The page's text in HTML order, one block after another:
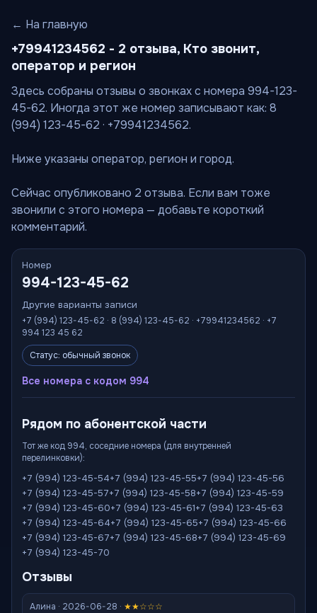
← На главную
+79941234562 - 2 отзыва, Кто звонит,
оператор и регион
Здесь собраны отзывы о звонках с номера 994-123-
45-62. Иногда этот же номер записывают как: 8
(994) 123-45-62 · +79941234562.
Ниже указаны оператор, регион и город.
Сейчас опубликовано 2 отзыва. Если вам тоже
звонили с этого номера — добавьте короткий
комментарий.
Номер
994-123-45-62
Другие варианты записи
+7 (994) 123-45-62 · 8 (994) 123-45-62 · +79941234562 · +7
994 123 45 62
Статус: обычный звонок
Все номера с кодом 994
Рядом по абонентской части
Тот же код 994, соседние номера (для внутренней
перелинковки):
+7 (994) 123-45-54+7 (994) 123-45-55+7 (994) 123-45-56
+7 (994) 123-45-57+7 (994) 123-45-58+7 (994) 123-45-59
+7 (994) 123-45-60+7 (994) 123-45-61+7 (994) 123-45-63
+7 (994) 123-45-64+7 (994) 123-45-65+7 (994) 123-45-66
+7 (994) 123-45-67+7 (994) 123-45-68+7 (994) 123-45-69
+7 (994) 123-45-70
Отзывы
Алина · 2026-06-28 · ★★☆☆☆